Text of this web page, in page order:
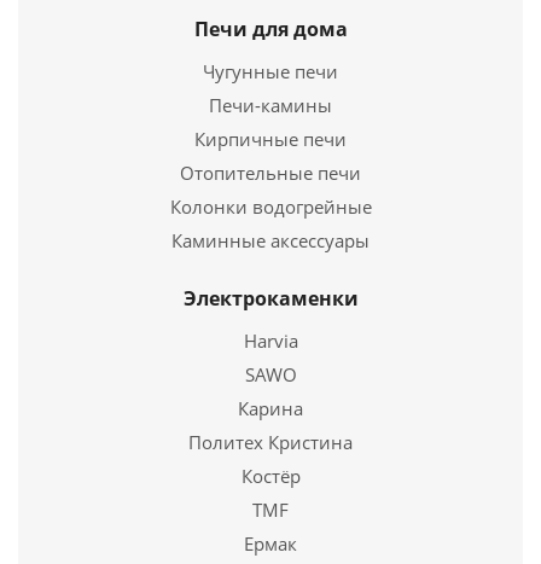
Подробнее
Печи для дома
Чугунные печи
Печи-камины
Кирпичные печи
Отопительные печи
Колонки водогрейные
Каминные аксессуары
Электрокаменки
Harvia
SAWO
Карина
Политех Кристина
Костёр
TMF
Ермак